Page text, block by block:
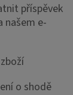
příspěvek
našem e-
o shodě